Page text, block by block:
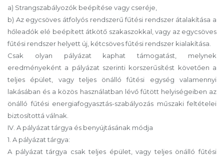
a) Strangszabályozók beépítése vagy cseréje,
b) Az egycsöves átfolyós rendszerű fűtési rendszer átalakítása a
hőleadók elé beépített átkötő szakaszokkal, vagy az egycsöves
fűtési rendszer helyett új, kétcsöves fűtési rendszer kialakítása.
Csak olyan pályázat kaphat támogatást, melynek
eredményeként a pályázat szerinti korszerűsítést követően a
teljes épület, vagy teljes önálló fűtési egység valamennyi
lakásában és a közös használatban lévő fűtött helyiségeiben az
önálló fűtési energiafogyasztás-szabályozás műszaki feltételei
biztosítottá válnak.
IV. A pályázat tárgya és benyújtásának módja
1. A pályázat tárgya:
A pályázat tárgya csak teljes épület, vagy teljes önálló fűtési